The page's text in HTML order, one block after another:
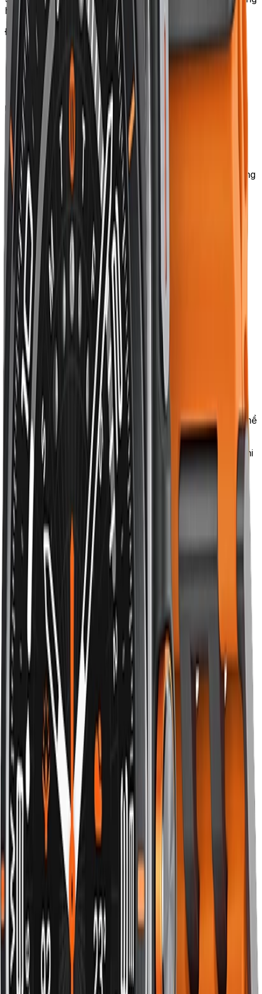
hồ lặn cao cấp.
Đặc điểm chính:
Silicon fluoroelastomer mềm + bền
Đệm thoáng khí dưới mặt cổ tay
Khóa pin lock 2 tầng
30+ màu (đen, trắng, đỏ, hồng, xanh)
Ưu điểm:
Bền nhất với mồ hôi, nước
Dễ vệ sinh — rửa nước sạch là đủ
An toàn cho da nhạy cảm
Phù hợp với ai:dân tập gym, chạy bộ, bơi lội, hoạt động
ngoài trời.
2. Braided Solo Loop — đa năng cao cấp
Braided Solo Loop là dây nylon dệt không có khóa —
căng giãn để xỏ vừa cổ tay. Phong cách hiện đại nhất
2024–2026.
Đặc điểm chính:
Nylon dệt 100% tái chế
Không có khóa — căng giãn theo cổ tay
9 size (130mm đến 195mm) — cần đo cổ tay
8+ màu
Ưu điểm:
Phong cách tối giản hiện đại
Không có khóa kim loại đè vào cổ tay khi ngủ
Bền 3+ năm với bảo quản đúng
Nhược điểm:
phải đo size cổ tay chính xác — không thể
điều chỉnh.
Phù hợp với ai:
đi học, đi làm, đeo cả ngày bao gồm khi
ngủ.
3. Leather Loop da — công sở sang trọng
Leather Loop là dây da đeo bằng từ tính — không cần
khóa, nam châm tự dính khít. Da Italy chất lượng cao.
Đặc điểm chính:
Da Italy thật, dày 1,5mm
Đeo bằng từ tính 6 nam châm
4 màu (đen, nâu, xanh navy, đỏ rượu)
Lining mềm thoải mái
Ưu điểm:
Sang trọng nhất nhóm
Đeo nhanh trong 5 giây
Phù hợp môi trường công sở chuyên nghiệp
Nhược điểm: da không chịu nước — tránh mồ hôi
nhiều, rửa tay.
Phù hợp với ai:
dân văn phòng, ngân hàng, luật sư,
người hay đi tiệc.
4. Milanese Loop kim loại — tiệc tối lịch lãm
Milanese Loop là dây lưới thép không gỉ siêu mịn. Tên
gọi "Milanese" từ thợ kim loại Milan thế kỷ 19. Đeo bằng
từ tính tương tự Leather Loop.
Đặc điểm chính:
Lưới thép không gỉ 316L
Đeo bằng từ tính — không cần khóa
3 màu (bạc, vàng champagne, đen)
Trọng lượng 40g
Ưu điểm:
Lịch lãm nhất nhóm
Có thể đeo khi tắm, bơi (chống nước IPX8)
Phong cách sang trọng cho tiệc
Nhược điểm:
kim loại cảm giác lạnh khi đeo lần đầu.
Phù hợp với ai:
đi tiệc tối, đám cưới, sự kiện trọng đại.